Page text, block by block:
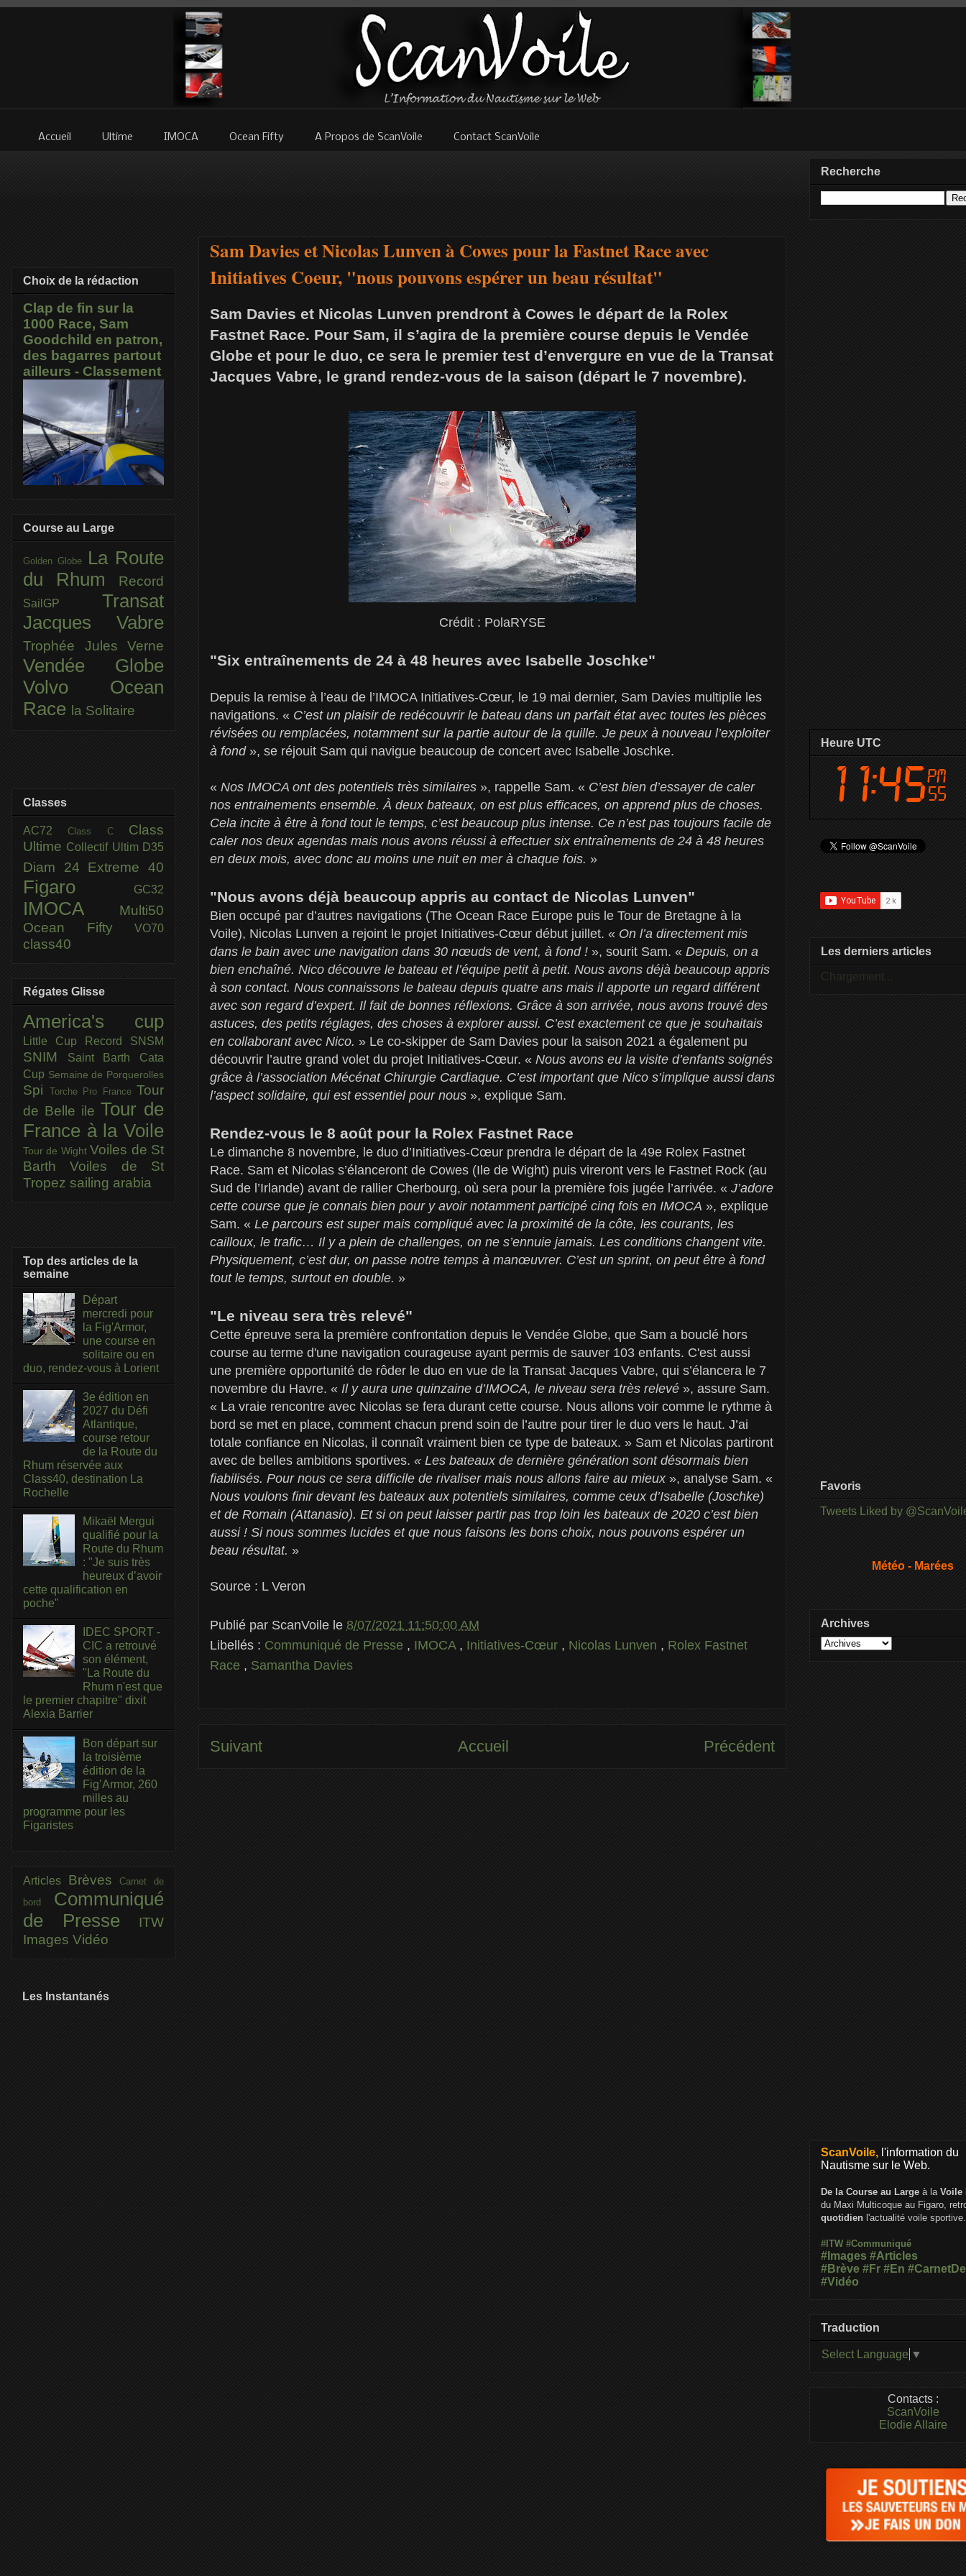
Accueil Ultime IMOCA Ocean Fifty A Propos de ScanVoile Contact ScanVoile
Sam Davies et Nicolas Lunven à Cowes pour la Fastnet Race avec
Initiatives Coeur, "nous pouvons espérer un beau résultat"
Sam Davies et Nicolas Lunven prendront à Cowes le départ de la Rolex
Fastnet Race. Pour Sam, il s’agira de la première course depuis le Vendée
Globe et pour le duo, ce sera le premier test d’envergure en vue de la Transat
Jacques Vabre, le grand rendez-vous de la saison (départ le 7 novembre).
Crédit : PolaRYSE
"Six entraînements de 24 à 48 heures avec Isabelle Joschke"
Depuis la remise à l’eau de l’IMOCA Initiatives-Cœur, le 19 mai dernier, Sam Davies multiplie les
navigations. « C’est un plaisir de redécouvrir le bateau dans un parfait état avec toutes les pièces
révisées ou remplacées, notamment sur la partie autour de la quille. Je peux à nouveau l’exploiter
à fond», se réjouit Sam qui navigue beaucoup de concert avec Isabelle Joschke.
« Nos IMOCA ont des potentiels très similaires », rappelle Sam. « C’est bien d’essayer de caler
nos entrainements ensemble. À deux bateaux, on est plus efficaces, on apprend plus de choses.
Cela incite à être à fond tout le temps, c’est beaucoup plus intense. Ce n’est pas toujours facile de
caler nos deux agendas mais nous avons réussi à effectuer six entraînements de 24 à 48 heures
en deux mois, avec donc au moins une nuit en mer à chaque fois. »
"Nous avons déjà beaucoup appris au contact de Nicolas Lunven"
Bien occupé par d’autres navigations (The Ocean Race Europe puis le Tour de Bretagne à la
Voile), Nicolas Lunven a rejoint le projet Initiatives-Cœur début juillet. « On l’a directement mis
dans le bain avec une navigation dans 30 nœuds de vent, à fond ! », sourit Sam. « Depuis, on a
bien enchaîné. Nico découvre le bateau et l’équipe petit à petit. Nous avons déjà beaucoup appris
à son contact. Nous connaissons le bateau depuis quatre ans mais il apporte un regard différent
avec son regard d’expert. Il fait de bonnes réflexions. Grâce à son arrivée, nous avons trouvé des
astuces, des petits réglages, des choses à explorer aussi. C’est exactement ce que je souhaitais
en collaborant avec Nico. » Le co-skipper de Sam Davies pour la saison 2021 a également pu
découvrir l’autre grand volet du projet Initiatives-Cœur. « Nous avons eu la visite d’enfants soignés
grâce à l’association Mécénat Chirurgie Cardiaque. C’est important que Nico s’implique aussi dans
l’aspect solidaire, qui est essentiel pour nous », explique Sam.
Rendez-vous le 8 août pour la Rolex Fastnet Race
Le dimanche 8 novembre, le duo d’Initiatives-Cœur prendra le départ de la 49e Rolex Fastnet
Race. Sam et Nicolas s’élanceront de Cowes (Ile de Wight) puis vireront vers le Fastnet Rock (au
Sud de l’Irlande) avant de rallier Cherbourg, où sera pour la première fois jugée l’arrivée. « J’adore
cette course que je connais bien pour y avoir notamment participé cinq fois en IMOCA », explique
Sam. « Le parcours est super mais compliqué avec la proximité de la côte, les courants, les
cailloux, le trafic… Il y a plein de challenges, on ne s’ennuie jamais. Les conditions changent vite.
Physiquement, c’est dur, on passe notre temps à manœuvrer. C’est un sprint, on peut être à fond
tout le temps, surtout en double. »
"Le niveau sera très relevé"
Cette épreuve sera la première confrontation depuis le Vendée Globe, que Sam a bouclé hors
course au terme d'une navigation courageuse ayant permis de sauver 103 enfants. C'est aussi
une première opportunité de rôder le duo en vue de la Transat Jacques Vabre, qui s’élancera le 7
novembre du Havre. « Il y aura une quinzaine d’IMOCA, le niveau sera très relevé », assure Sam.
« La vraie rencontre avec Nicolas se fera durant cette course. Nous allons voir comme le rythme à
bord se met en place, comment chacun prend soin de l’autre pour tirer le duo vers le haut. J’ai
totale confiance en Nicolas, il connaît vraiment bien ce type de bateaux. » Sam et Nicolas partiront
avec de belles ambitions sportives. « Les bateaux de dernière génération sont désormais bien
fiabilisés. Pour nous ce sera difficile de rivaliser mais nous allons faire au mieux », analyse Sam. «
Nous voulons finir devant les bateaux aux potentiels similaires, comme ceux d’Isabelle (Joschke)
et de Romain (Attanasio). Et si on peut laisser partir pas trop loin les bateaux de 2020 c’est bien
aussi ! Si nous sommes lucides et que nous faisons les bons choix, nous pouvons espérer un
beau résultat. »
Source : L Veron
Publié par ScanVoile le 8/07/2021 11:50:00 AM
Libellés : Communiqué de Presse , IMOCA , Initiatives-Cœur , Nicolas Lunven , Rolex Fastnet
Race , Samantha Davies
Suivant Précédent
Accueil
Choix de la rédaction
Clap de fin sur la
1000 Race, Sam
Goodchild en patron,
des bagarres partout
ailleurs - Classement
Course au Large
Golden Globe
La Route
du Rhum
Record
SailGP Transat
Jacques Vabre
Trophée Jules Verne
Vendée Globe
Volvo Ocean
Race la Solitaire
Classes
AC72Class C Class
Ultime Collectif Ultim D35
Diam 24 Extreme 40
Figaro GC32
IMOCA
Multi50
Ocean Fifty
VO70
class40
Régates Glisse
America's cup
Little Cup Record SNSM
SNIM
Saint Barth Cata
Cup Semaine de Porquerolles
Spi Torche Pro France Tour
de Belle ile Tour de
France à la Voile
Tour de Wight Voiles de St
BarthVoiles de St
Tropez sailing arabia
Top des articles de la
semaine
Départ
mercredi pour
la Fig'Armor,
une course en
solitaire ou en
duo, rendez-vous à Lorient
3e édition en
2027 du Défi
Atlantique,
course retour
de la Route du
Rhum réservée aux
Class40, destination La
Rochelle
Mikaël Mergui
qualifié pour la
Route du Rhum
: "Je suis très
heureux d’avoir
cette qualification en
poche"
IDEC SPORT -
CIC a retrouvé
son élément,
"La Route du
Rhum n'est que
le premier chapitre" dixit
Alexia Barrier
Bon départ sur
la troisième
édition de la
Fig’Armor, 260
milles au
programme pour les
Figaristes
Articles BrèvesCarnet de
bord Communiqué
de Presse
ITW
Images Vidéo
Les Instantanés
Recherche
Heure UTC
Les derniers articles
Chargement...
Favoris
Tweets Liked by
Météo - Marées
Archives
ScanVoile, l'information du
Nautisme sur le Web.
De la Course au Large à la Voile
du Maxi Multicoque au Figaro,
quotidien l'actualité voile sportive.
#ITW #Communiqué
#Images #Articles
#Brève #Fr #En
#Vidéo
Traduction
Select Language ▼
Contacts :
ScanVoile
Elodie Allaire